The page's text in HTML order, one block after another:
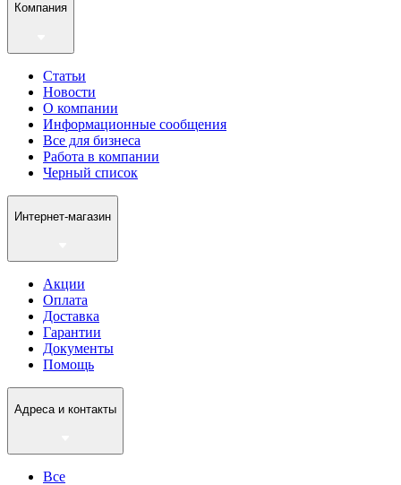
Компания
Статьи
Новости
О компании
Информационные сообщения
Все для бизнеса
Работа в компании
Черный список
Интернет-магазин
Акции
Оплата
Доставка
Гарантии
Документы
Помощь
Адреса и контакты
Все